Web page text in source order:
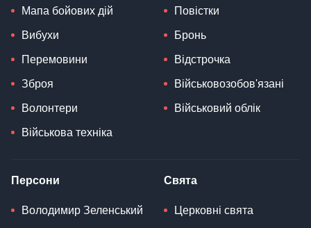
Мапа бойових дій
Вибухи
Перемовини
Зброя
Волонтери
Військова техніка
Повістки
Бронь
Відстрочка
Військовозобов'язані
Військовий облік
Персони
Володимир Зеленський
Свята
Церковні свята